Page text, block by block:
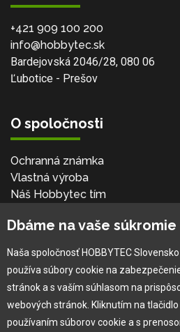
+421 909 100 200
info@hobbytec.sk
Bardejovská 2046/28, 080 06
Ľubotice - Prešov
O spoločnosti
Ochranná známka
Vlastná výroba
Náš Hobbytec tím
Naša história
Pre zákazníka
Garancia najlepšej ceny
Dbáme na vaše súkromie
Naša spoločnosť HOBBYTEC Slovensko
používa súbory cookie na
stránok a s vaším súhlasom na
webových stránok. Kliknutím na
používaním súborov cookie a s